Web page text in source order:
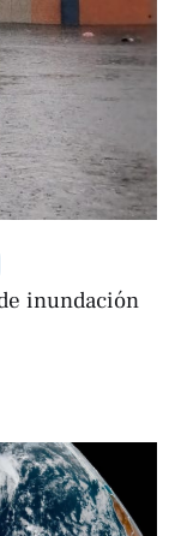
inundación